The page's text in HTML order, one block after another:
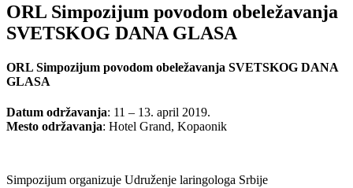
ORL Simpozijum povodom obeležavanja
SVETSKOG DANA GLASA
ORL Simpozijum povodom obeležavanja SVETSKOG DANA
GLASA
Datum održavanja: 11 – 13. april 2019.
Mesto održavanja: Hotel Grand, Kopaonik
Simpozijum organizuje Udruženje laringologa Srbije